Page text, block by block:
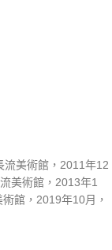
流美術館，2011年12
美術館，2013年1
館，2019年10月，